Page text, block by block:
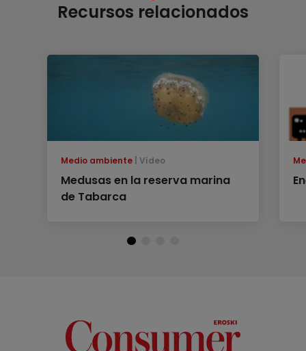
Recursos relacionados
Medio ambiente Vídeo
Medusas en la reserva marina
de Tabarca